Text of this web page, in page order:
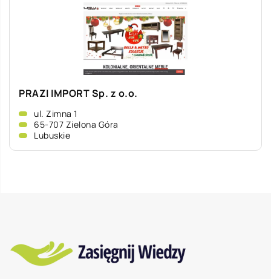
PRAZI IMPORT Sp. z o.o.
ul. Zimna 1
65-707 Zielona Góra
Lubuskie